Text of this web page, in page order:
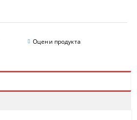
Оцени продукта